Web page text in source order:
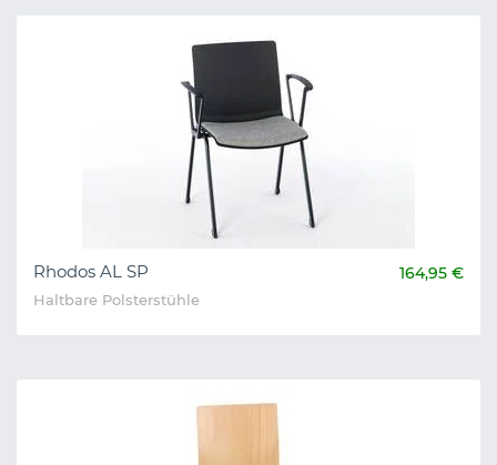
Rhodos AL SP 164,95 €
Haltbare Polsterstühle